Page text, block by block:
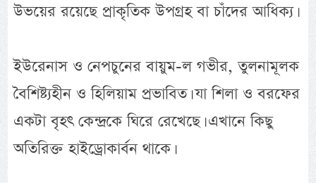
উভয়ের রয়েছে প্রাকৃতিক উপগ্রহ বা চাঁদের আধিক্য।
ইউরেনাস ও নেপচুনের বায়ুম-ল গভীর, তুলনামূলক
বৈশিষ্ট্যহীন ও হিলিয়াম প্রভাবিত। যা শিলা ও বরফের
একটা বৃহৎ কেন্দ্রকে ঘিরে রেখেছে। এখানে কিছু
অতিরিক্ত হাইড্রোকার্বন থাকে।